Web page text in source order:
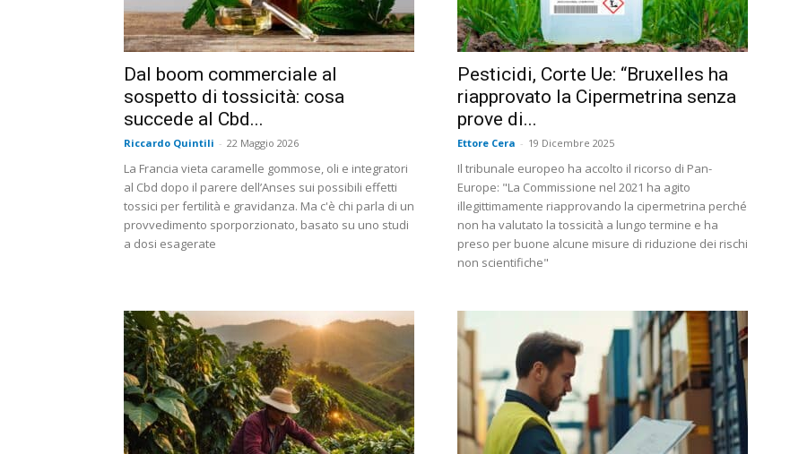
Dal boom commerciale al
sospetto di tossicità: cosa
succede al Cbd...
Riccardo Quintili - 22 Maggio 2026
La Francia vieta caramelle gommose, oli e integratori
al Cbd dopo il parere dell’Anses sui possibili effetti
tossici per fertilità e gravidanza. Ma c'è chi parla di un
provvedimento sporporzionato, basato su uno studi
a dosi esagerate
Pesticidi, Corte Ue: “Bruxelles ha
riapprovato la Cipermetrina senza
prove di...
Ettore Cera - 19 Dicembre 2025
Il tribunale europeo ha accolto il ricorso di Pan-
Europe: "La Commissione nel 2021 ha agito
illegittimamente riapprovando la cipermetrina perché
non ha valutato la tossicità a lungo termine e ha
preso per buone alcune misure di riduzione dei rischi
non scientifiche"